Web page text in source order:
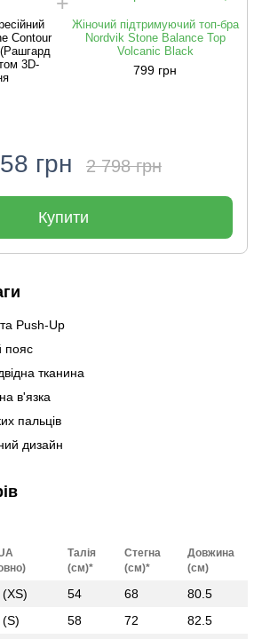
Contour
3D-
Жіночий підтримуючий топ-бра
Nordvik Stone Balance Top
Volcanic Black
799 грн
грн 2 798 грн
Купити
Push-Up
пояс
тканина
в'язка
пальців
дизайн
Талія
(см)*
Стегна
(см)*
Довжина
(см)
54 68
80.5
58 72
82.5